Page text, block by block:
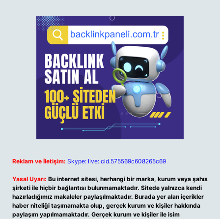
Reklam ve İletişim: Skype: live:.cid.575569c608265c69
Yasal Uyarı: Bu internet sitesi, herhangi bir marka, kurum veya şahıs
şirketi ile hiçbir bağlantısı bulunmamaktadır. Sitede yalnızca kendi
hazırladığımız makaleler paylaşılmaktadır. Burada yer alan içerikler
haber niteliği taşımamakta olup, gerçek kurum ve kişiler hakkında
paylaşım yapılmamaktadır. Gerçek kurum ve kişiler ile isim